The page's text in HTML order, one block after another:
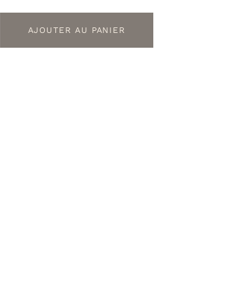
AJOUTER AU PANIER